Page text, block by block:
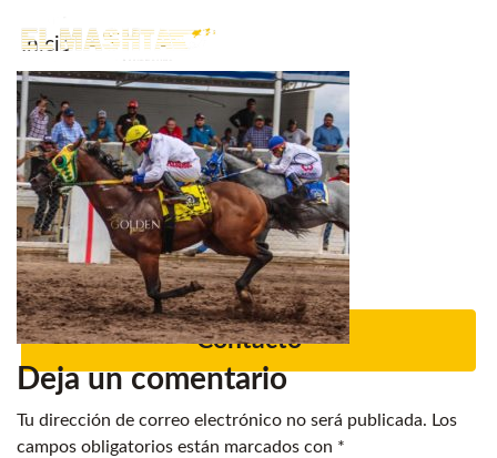
Inicio
Noticias.
Caballos en venta
Servicios
Criadero
Contacto
Main Navigation
Deja un comentario
Tu dirección de correo electrónico no será publicada. Los
campos obligatorios están marcados con *